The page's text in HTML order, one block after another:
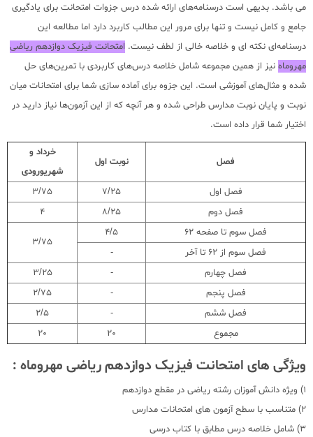
می باشد. بدیهی است درسنامه‌های ارائه شده درس جزوات امتحانت برای یادگیری
جامع و کامل نیست و تنها برای مرور این مطالب کاربرد دارد اما مطالعه این
درسنامه‌ای نکته ای و خلاصه خالی از لطف نیست. امتحانت فیزیک دوازدهم ریاضی
مهروماه نیز از همین مجموعه شامل خلاصه درس‌های کاربردی با تمرین‌های حل
شده و مثال‌های آموزشی است. این جزوه برای آماده سازی شما برای امتحانات میان
نوبت و پایان نوبت مدارس طراحی شده و هر آنچه که از این آزمون‌ها نیاز دارید در
اختیار شما قرار داده است.
فصل نوبت اول
خرداد و
شهریورودی
فصل اول
7/25
3/75
فصل دوم
8/25
4
فصل سوم تا صفحه 62
4/5
3/75
فصل سوم از 62 تا آخر
-
فصل چهارم
-
3/25
فصل پنجم
-
2/75
فصل ششم
-
2/5
مجموع
20
20
ویژگی های امتحانت فیزیک دوازدهم ریاضی مهروماه :
1) ویژه دانش آموزان رشته ریاضی در مقطع دوازدهم
2) متناسب با سطح آزمون های امتحانات مدارس
3) شامل خلاصه درس مطابق با کتاب درسی